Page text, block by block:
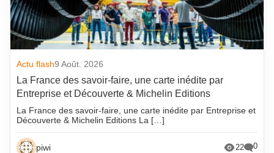
Actu flash9 Août. 2026
La France des savoir-faire, une carte inédite par
Entreprise et Découverte & Michelin Editions
La France des savoir-faire, une carte inédite par Entreprise et
Découverte & Michelin Editions La […]
piwi 22 0